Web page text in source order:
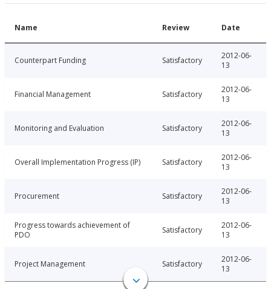
Name Review Date
Counterpart Funding Satisfactory
2012-06-
13
Financial Management Satisfactory
2012-06-
13
Monitoring and Evaluation Satisfactory
2012-06-
13
Overall Implementation Progress (IP) Satisfactory
2012-06-
13
Procurement Satisfactory
2012-06-
13
Progress towards achievement of
PDO
Satisfactory
2012-06-
13
Project Management Satisfactory
2012-06-
13